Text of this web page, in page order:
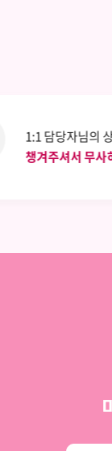
1:1 담당자님의
챙겨주셔서 무사